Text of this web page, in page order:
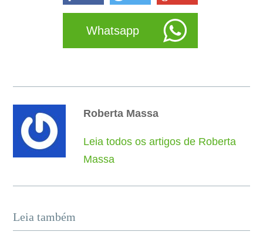
Whatsapp
Roberta Massa
Leia todos os artigos de Roberta
Massa
Leia também